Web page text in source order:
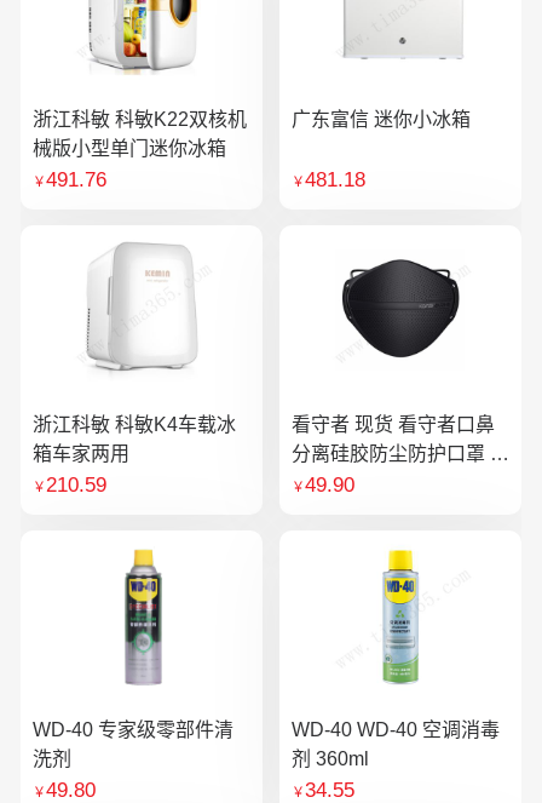
浙江科敏 科敏K22双核机
械版小型单门迷你冰箱
￥491.76
广东富信 迷你小冰箱
￥481.18
浙江科敏 科敏K4车载冰
箱车家两用
￥210.59
看守者 现货 看守者口鼻
分离硅胶防尘防护口罩 1
个口罩含10片滤芯
￥49.90
WD-40 专家级零部件清
洗剂
￥49.80
WD-40 WD-40 空调消毒
剂 360ml
￥34.55